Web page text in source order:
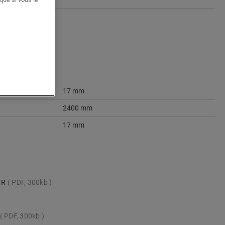
17 mm
2400 mm
17 mm
PDF, 300kb
PDF, 300kb